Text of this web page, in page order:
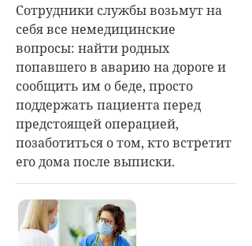
Сотрудники службы возьмут на
себя все немедицинские
вопросы: найти родных
попавшего в аварию на дороге и
сообщить им о беде, просто
поддержать пациента перед
предстоящей операцией,
позаботиться о том, кто встретит
его дома после выписки.